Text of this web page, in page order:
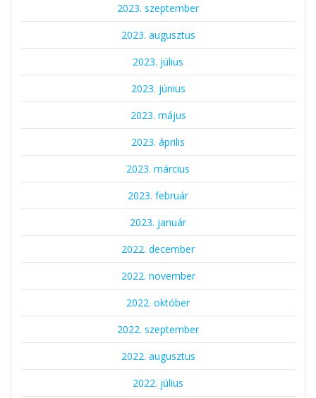
2023. szeptember
2023. augusztus
2023. július
2023. június
2023. május
2023. április
2023. március
2023. február
2023. január
2022. december
2022. november
2022. október
2022. szeptember
2022. augusztus
2022. július